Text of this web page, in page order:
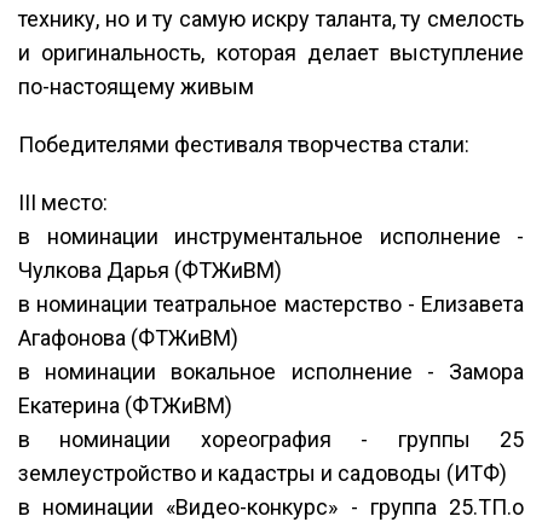
технику, но и ту самую искру таланта, ту смелость
и оригинальность, которая делает выступление
по-настоящему живым
Победителями фестиваля творчества стали:
III место:
в номинации инструментальное исполнение -
Чулкова Дарья (ФТЖиВМ)
в номинации театральное мастерство - Елизавета
Агафонова (ФТЖиВМ)
в номинации вокальное исполнение - Замора
Екатерина (ФТЖиВМ)
в номинации хореография - группы 25
землеустройство и кадастры и садоводы (ИТФ)
в номинации «Видео-конкурс» - группа 25.ТП.о